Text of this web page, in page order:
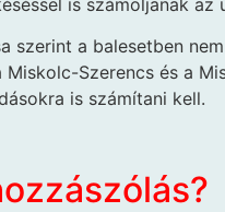
szerint a balesetben
Szerencs és a
is számítani kell.​